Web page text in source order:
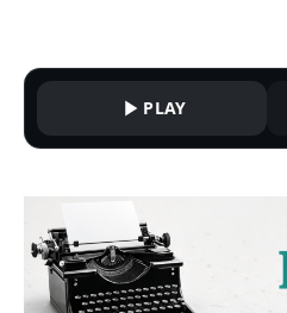
PLAY